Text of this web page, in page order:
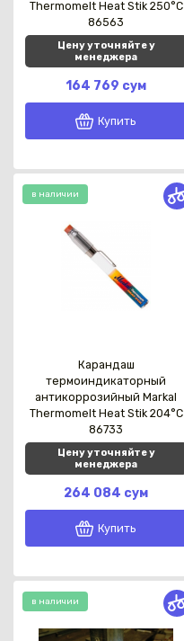
Thermomelt Heat Stik 250°C
86563
Цену уточняйте у
менеджера
164 769 сум
Купить
в наличии
Карандаш
термоиндикаторный
антикоррозийный Markal
Thermomelt Heat Stik 204°C
86733
Цену уточняйте у
менеджера
264 084 сум
Купить
в наличии